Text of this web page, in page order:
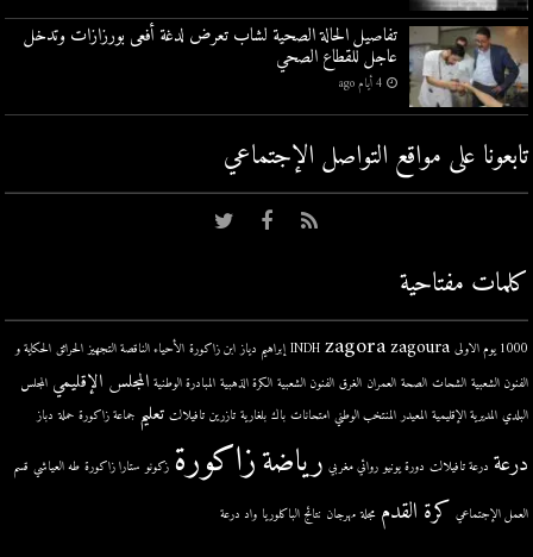
تفاصيل الحالة الصحية لشاب تعرض لدغة أفعى بورزازات وتدخل
عاجل للقطاع الصحي
4 أيام ago
تابعونا على مواقع التواصل اﻹجتماعي
كلمات مفتاحية
1000 يوم الاولى INDH zagora zagoura إبراهيم دياز ابن زاكورة الأحياء الناقصة التجهيز الحرائق الحكاية و
الفنون الشعبية الشحات الصحة العمران الغرق الفنون الشعبية الكرة الذهبية المبادرة الوطنية المجلس الإقليمي المجلس
البلدي المديرية الإقليمية المعيدر المنتخب الوطني امتحانات باك بلغارية تازرين تافيلالت تعليم جماعة زاكورة حملة دباز
درعة درعة تافيلالت دورة يونيو روائي مغربي رياضةزاكورة زكونو ستارا زاكورة طه العياشي قسم
العمل الإجتماعي كرة القدم مجلة مهرجان نتائج الباكلوريا واد درعة